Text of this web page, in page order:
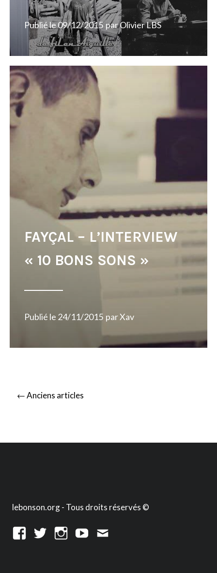
Publié le09/12/2015 parOlivier LBS
FAYÇAL – L’INTERVIEW
« 10 BONS SONS »
Publié le 24/11/2015 parXav
Posts
←Anciens articles
lebonson.org - Tous droits réservés ©